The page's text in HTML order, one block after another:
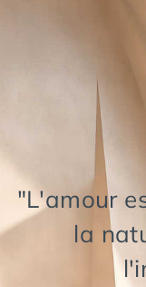
"L'amour
la